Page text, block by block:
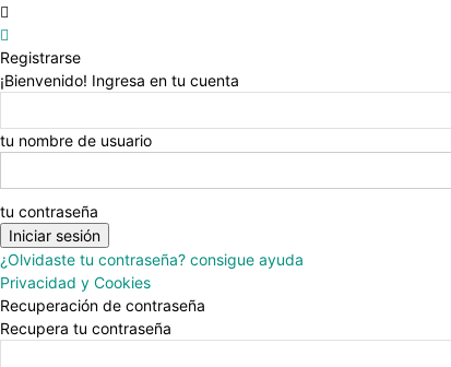
Registrarse
¡Bienvenido! Ingresa en tu cuenta
tu nombre de usuario
tu contraseña
¿Olvidaste tu contraseña? consigue ayuda
Privacidad y Cookies
Recuperación de contraseña
Recupera tu contraseña